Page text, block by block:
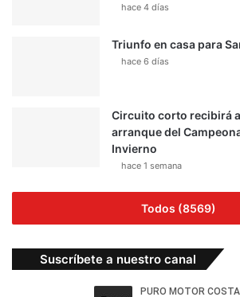
hace 4 días
Triunfo en casa para
hace 6 días
Circuito corto recibirá
arranque del
Invierno
hace 1 semana
Todos (8569)
Suscríbete a nuestro canal